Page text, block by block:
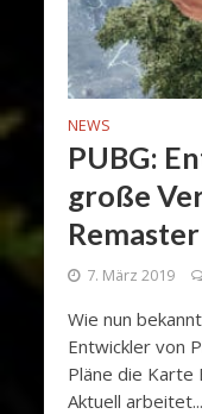
NEWS
PUBG:
große
7. März 2019
Wie nun
Entwickler von
Pläne die Karte
Aktuell arbeitet...